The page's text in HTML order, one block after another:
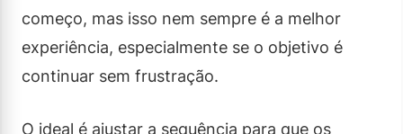
começo, mas isso nem sempre é a melhor
experiência, especialmente se o objetivo é
continuar sem frustração.
O ideal é ajustar a sequência para que os